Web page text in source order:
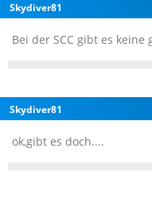
Skydiver81
Bei der SCC gibt es
Skydiver81
ok,gibt es doch....